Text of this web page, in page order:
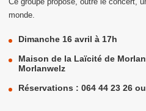
monde.
Dimanche 16 avril à 17h
Maison de la Laïcité de
Morlanwelz
Réservations : 064 44 23 26